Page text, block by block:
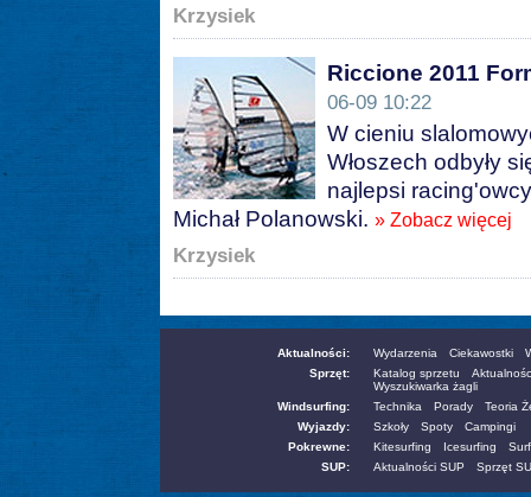
Krzysiek
Riccione 2011
06-09 10:22
W cieniu
Włoszech odbyły
najlepsi
Michał Polanowski. » Zobacz więcej
Krzysiek
Aktualności: Wydarzenia Ciekawostki
Sprzęt:
Katalog sprzetu
Wyszukiwarka żagli
Windsurfing:
Technika Porady
Teoria
Wyjazdy:
Szkoły Spoty
Campingi
Pokrewne:
Kitesurfing Icesurfing
SUP:
Aktualności SUP Sprzęt